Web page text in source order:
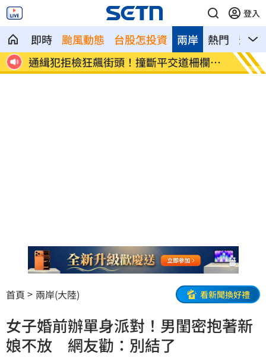
登入
即時 颱風動態 台股怎投資 熱門 影音
兩岸
婚
通緝犯拒檢狂飆街頭！撞斷平交道柵欄逃
亡
誰在
光
首頁 兩岸(大陸) 看新聞換好禮
女子婚前辦單身派對！男閨密抱著新
娘不放 網友勸：別結了